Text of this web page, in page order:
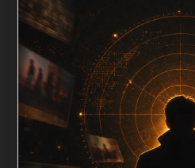
保留同类推荐、上一篇下一篇
要页面点击深度尽量控制在三
用户搜索路径补充三类信息：
有哪些可继续阅读、移动端打
致。每次新增内容后同步检
canonical、主题图、alt、title
能被搜索引擎理解，也能让真实